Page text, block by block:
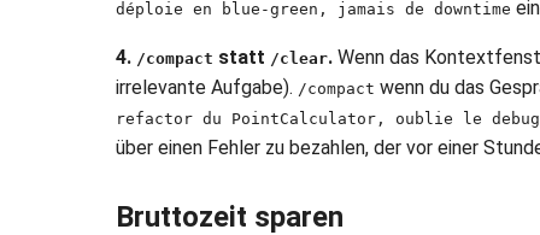
déploie en blue-green, jamais de downtime
4. /compact statt /clear. Wenn das
irrelevante Aufgabe). /compact wenn du das
refactor du PointCalculator, oublie le debug
über einen Fehler zu bezahlen, der vor einer
Bruttozeit sparen